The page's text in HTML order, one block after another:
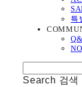
특
Search 검색